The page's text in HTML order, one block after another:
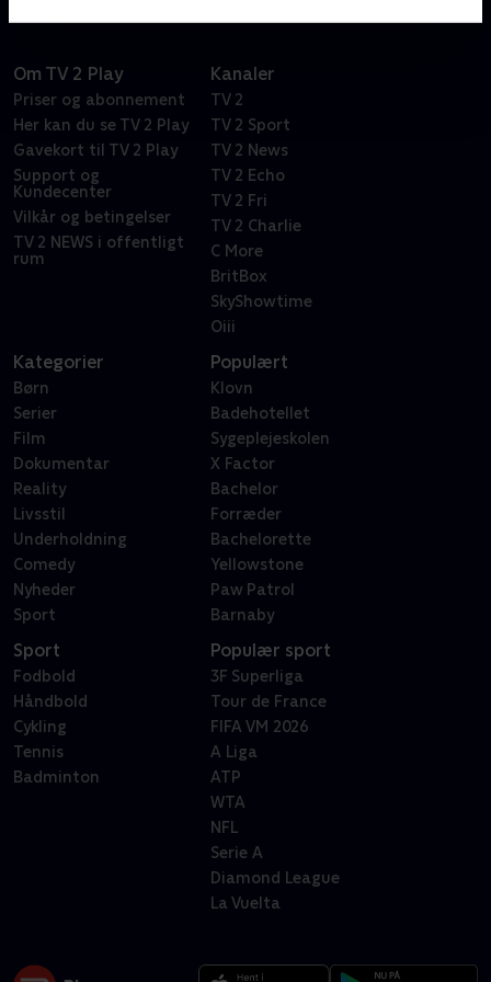
Om TV 2 Play
Priser og abonnement
Her kan du se TV 2 Play
Gavekort til TV 2 Play
Support og
Kundecenter
Vilkår og betingelser
TV 2 NEWS i offentligt
rum
Kanaler
TV 2
TV 2 Sport
TV 2 News
TV 2 Echo
TV 2 Fri
TV 2 Charlie
C More
BritBox
SkyShowtime
Oiii
Kategorier
Børn
Serier
Film
Dokumentar
Reality
Livsstil
Underholdning
Comedy
Nyheder
Sport
Populært
Klovn
Badehotellet
Sygeplejeskolen
X Factor
Bachelor
Forræder
Bachelorette
Yellowstone
Paw Patrol
Barnaby
Sport
Fodbold
Håndbold
Cykling
Tennis
Badminton
Populær sport
3F Superliga
Tour de France
FIFA VM 2026
A Liga
ATP
WTA
NFL
Serie A
Diamond League
La Vuelta